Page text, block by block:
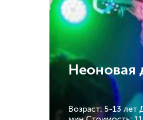
Неоновая
Возраст: 5-13 лет